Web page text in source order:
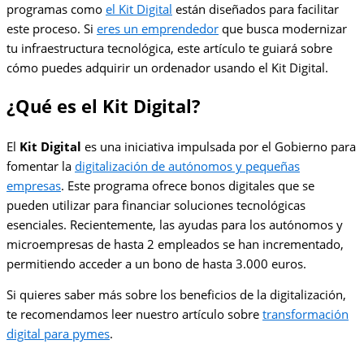
programas como el Kit Digital están diseñados para facilitar
este proceso. Si eres un emprendedor que busca modernizar
tu infraestructura tecnológica, este artículo te guiará sobre
cómo puedes adquirir un ordenador usando el Kit Digital.
¿Qué es el Kit Digital?
El Kit Digital es una iniciativa impulsada por el Gobierno para
fomentar la digitalización de autónomos y pequeñas
empresas. Este programa ofrece bonos digitales que se
pueden utilizar para financiar soluciones tecnológicas
esenciales. Recientemente, las ayudas para los autónomos y
microempresas de hasta 2 empleados se han incrementado,
permitiendo acceder a un bono de hasta 3.000 euros.
Si quieres saber más sobre los beneficios de la digitalización,
te recomendamos leer nuestro artículo sobre transformación
digital para pymes.